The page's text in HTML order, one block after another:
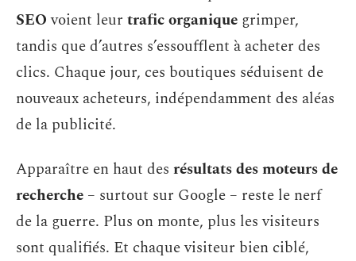
SEOvoient leur trafic organique grimper,
tandis que d’autres s’essoufflent à acheter des
clics. Chaque jour, ces boutiques séduisent de
nouveaux acheteurs, indépendamment des aléas
de la publicité.
Apparaître en haut des résultats des moteurs de
recherche – surtout sur Google – reste le nerf
de la guerre. Plus on monte, plus les visiteurs
sont qualifiés. Et chaque visiteur bien ciblé,